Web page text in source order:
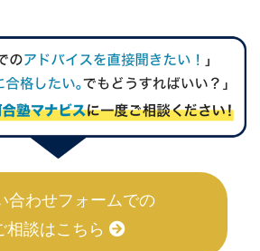
合わせフォームでの
相談はこちら